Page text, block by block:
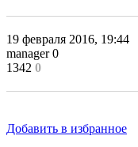
19 февраля 2016, 19:44
manager0
1342 0
Добавить в избранное